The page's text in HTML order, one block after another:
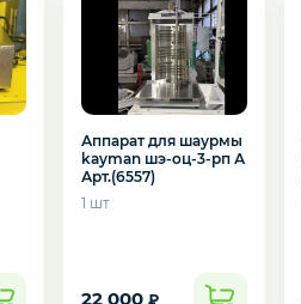
Аппарат для шаурмы
kayman шэ-оц-3-рп А
Арт.(6557)
1 шт
22 000 ₽